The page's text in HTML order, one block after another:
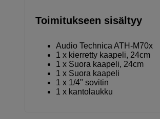
Toimitukseen sisältyy
Audio Technica ATH-M70x
1 x kierretty kaapeli, 24cm
1 x Suora kaapeli, 24cm
1 x Suora kaapeli
1 x 1/4" sovitin
1 x kantolaukku